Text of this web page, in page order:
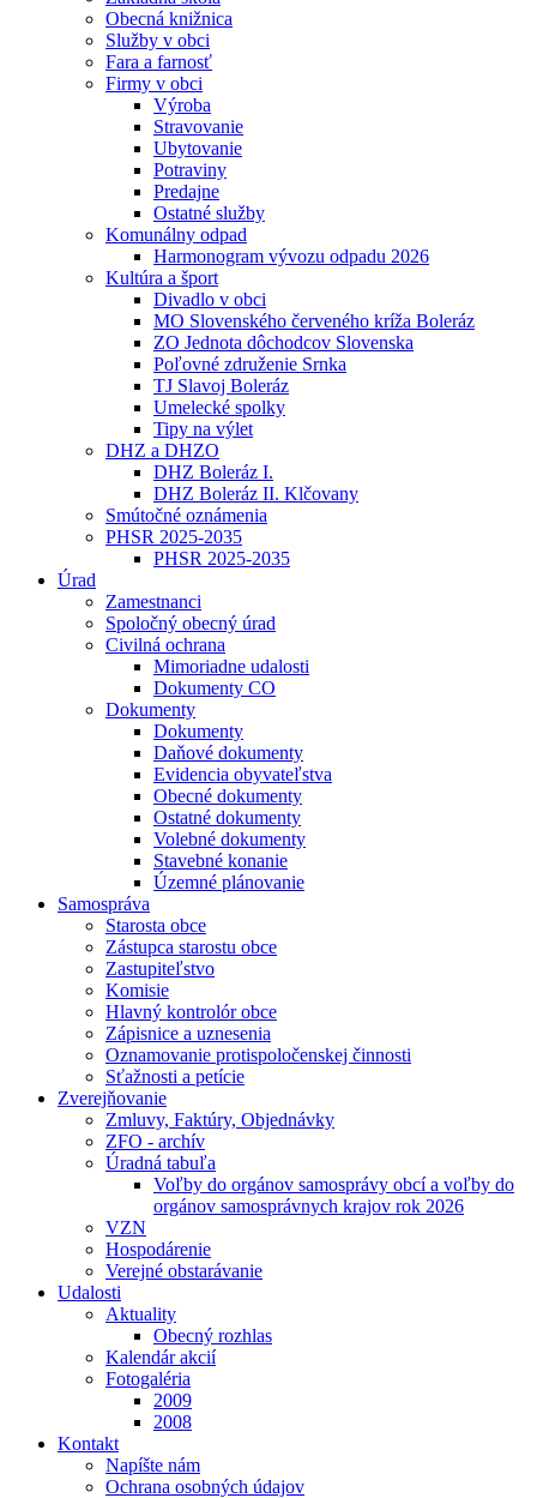
Obecná knižnica
Služby v obci
Fara a farnosť
Firmy v obci
Výroba
Stravovanie
Ubytovanie
Potraviny
Predajne
Ostatné služby
Komunálny odpad
Harmonogram vývozu odpadu 2026
Kultúra a šport
Divadlo v obci
MO Slovenského červeného kríža Boleráz
ZO Jednota dôchodcov Slovenska
Poľovné združenie Srnka
TJ Slavoj Boleráz
Umelecké spolky
Tipy na výlet
DHZ a DHZO
DHZ Boleráz I.
DHZ Boleráz II. Klčovany
Smútočné oznámenia
PHSR 2025-2035
PHSR 2025-2035
Úrad
Zamestnanci
Spoločný obecný úrad
Civilná ochrana
Mimoriadne udalosti
Dokumenty CO
Dokumenty
Dokumenty
Daňové dokumenty
Evidencia obyvateľstva
Obecné dokumenty
Ostatné dokumenty
Volebné dokumenty
Stavebné konanie
Územné plánovanie
Samospráva
Starosta obce
Zástupca starostu obce
Zastupiteľstvo
Komisie
Hlavný kontrolór obce
Zápisnice a uznesenia
Oznamovanie protispoločenskej činnosti
Sťažnosti a petície
Zverejňovanie
Zmluvy, Faktúry, Objednávky
ZFO - archív
Úradná tabuľa
Voľby do orgánov samosprávy obcí a voľby do
orgánov samosprávnych krajov rok 2026
VZN
Hospodárenie
Verejné obstarávanie
Udalosti
Aktuality
Obecný rozhlas
Kalendár akcií
Fotogaléria
2009
2008
Kontakt
Napíšte nám
Ochrana osobných údajov